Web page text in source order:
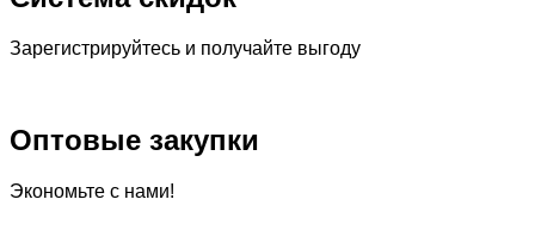
Зарегистрируйтесь и получайте выгоду
Оптовые закупки
Экономьте с нами!